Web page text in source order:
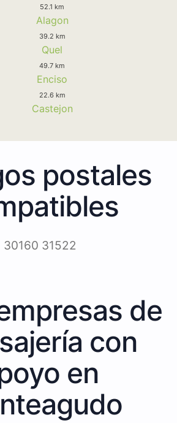
52.1 km
Alagon
39.2 km
Quel
49.7 km
Enciso
22.6 km
Castejon
postales
30160 31522
de
con
en